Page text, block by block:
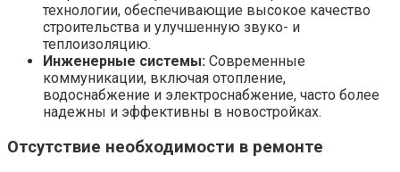
технологии, обеспечивающие высокое качество
строительства и улучшенную звуко- и
теплоизоляцию.
Инженерные системы: Современные
коммуникации, включая отопление,
водоснабжение и электроснабжение, часто более
надежны и эффективны в новостройках.
Отсутствие необходимости в ремонте